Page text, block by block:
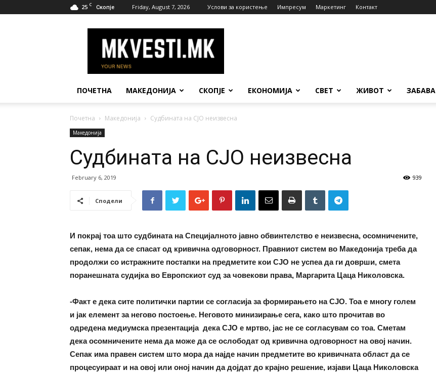
25 C Скопје Friday, August 7, 2026 Услови за користење Импресум Маркетинг Контакт
Вести
ПОЧЕТНА МАКЕДОНИЈА СКОПЈЕ ЕКОНОМИЈА СВЕТ ЖИВОТ ЗАБАВА
Почетна Македонија Судбината на СЈО неизвесна
Македонија
Судбината на СЈО неизвесна
February 6, 2019 939
Сподели
И покрај тоа што судбината на Специјалното јавно обвинтелство е неизвесна, осомничените,
сепак, нема да се спасат од кривична одговорност. Правниот систем во Македонија треба да
продолжи со истражните постапки на предметите кои СЈО не успеа да ги доврши, смета
поранешната судијка во Европскиот суд за човекови права, Маргарита Цаца Николовска.
-Факт е дека сите политички партии се согласија за формирањето на СЈО. Тоа е многу голем
и јак елемент за негово постоење. Неговото минизирање сега, како што прочитав во
одредена медиумска презентација дека СЈО е мртво, јас не се согласувам со тоа. Сметам
дека осомничените нема да може да се ослободат од кривична одговорност на овој начин.
Сепак има правен систем што мора да најде начин предметите во кривичната област да се
процесуираат и на овој или оној начин да дојдат до крајно решение, изјави Цаца Николовска